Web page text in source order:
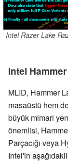
Intel Razer Lake
Intel
MLID, Hammer
masaüstü hem
büyük mimari
önemlisi,
Parçacığı veya
Intel'in